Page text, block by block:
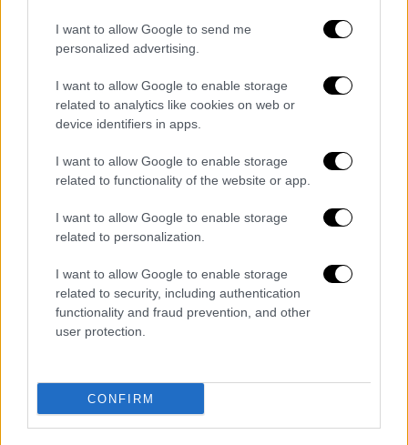
I want to allow Google to send me
personalized advertising.
I want to allow Google to enable storage
related to analytics like cookies on web or
device identifiers in apps.
I want to allow Google to enable storage
related to functionality of the website or app.
I want to allow Google to enable storage
related to personalization.
I want to allow Google to enable storage
related to security, including authentication
functionality and fraud prevention, and other
user protection.
CONFIRM
Σε καμία περίπτωση, ο Δήμος δεν
προτίθεται και δεν δύναται, άλλωστε, να
περιοχή και συνιστούμε στους λουόμενους
να τηρούν τις αποστάσεις τους, καθώς θέλει
επιτάσσει το ένστικτό του. Το αφήνουμε να
ζήσει ελεύθερο και ασφαλές στον τόπο
του».
Τι ζητούν οι φιλοζωικές οργανώσεις
Η συζήτηση γύρω από τον χήνο του
Αχλαδιούέχει ανοίξει έναν ευρύτερο
διάλογο για τη σχέση ανθρώπου και φύσης,
διατεθειμένες νααποδεχθούν την παρουσία
ζώων
σε κοινόχρηστους χώρους χωρίς να
ζητούν την απομάκρυνσή τους. «Πρόκειται